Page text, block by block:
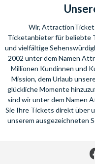
Wir,
Ticketanbieter für beliebte
und vielfältige
2002 unter dem Namen
Millionen Kundinnen und
Mission, dem Urlaub
glückliche Momente
sind wir unter dem Namen
Sie Ihre Tickets direkt über
unserem ausgezeichneten